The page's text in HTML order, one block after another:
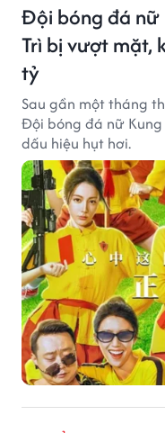
Đội bóng đá nữ
Trì bị vượt mặt,
tỷ
Sau gần một tháng
Đội bóng đá nữ Kung
dấu hiệu hụt hơi.